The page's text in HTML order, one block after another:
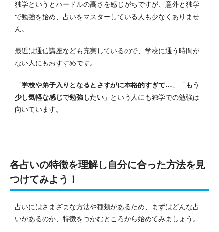
独学というとハードルの高さを感じがちですが、意外と独学
で勉強を始め、占いをマスターしている人も少なくありませ
ん。
最近は通信講座なども充実しているので、学校に通う時間が
ない人にもおすすめです。
「学校や弟子入りとなるとさすがに本格的すぎて… 」「 もう
少し気軽な感じで勉強したい 」という人にも独学での勉強は
向いています。
各占いの特徴を理解し自分に合った方法を見
つけてみよう！
占いにはさまざまな方法や種類があるため、まずはどんな占
いがあるのか、特徴をつかむところから始めてみましょう。